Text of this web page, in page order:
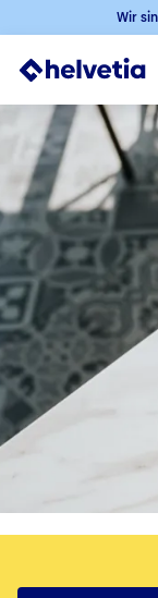
Wir
Privatkunden
Firmenkunden
Vertriebspartner
Unternehmen
Kontakt & Service
Jobs